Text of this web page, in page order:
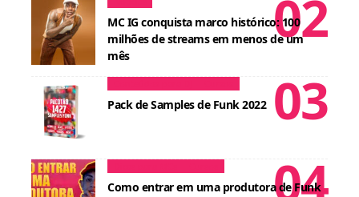
MC IG conquista marco histórico: 100
milhões de streams em menos de um
mês
Pack de Samples de Funk 2022
Como entrar em uma produtora de Funk